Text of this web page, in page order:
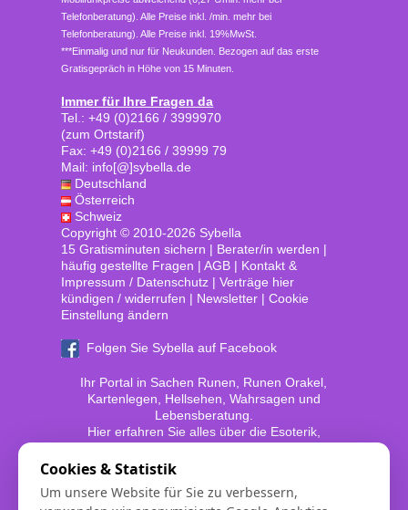
Telefonberatung). Alle Preise inkl. /min. mehr bei
Telefonberatung). Alle Preise inkl. 19%MwSt.
***Einmalig und nur für Neukunden. Bezogen auf das erste
Gratisgepräch in Höhe von 15 Minuten.
Immer für Ihre Fragen da
Tel.: +49 (0)2166 / 3999970
(zum Ortstarif)
Fax: +49 (0)2166 / 39999 79
Mail: info[@]sybella.de
Deutschland
Österreich
Schweiz
Copyright © 2010-2026 Sybella
15 Gratisminuten sichern | Berater/in werden |
häufig gestellte Fragen |AGB | Kontakt &
Impressum / Datenschutz |Verträge hier
kündigen / widerrufen | Newsletter |Cookie
Einstellung ändern
Folgen Sie Sybella auf Facebook
Ihr Portal in Sachen Runen, Runen Orakel,
Kartenlegen, Hellsehen, Wahrsagen und
Lebensberatung.
Hier erfahren Sie alles über die Esoterik,
Kartenleger, Kartenlegerinnen, Hellseher,
Cookies & Statistik
Um unsere Website für Sie zu verbessern,